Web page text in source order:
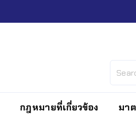
กฎหมายที่เกี่ยวข้อง
มา